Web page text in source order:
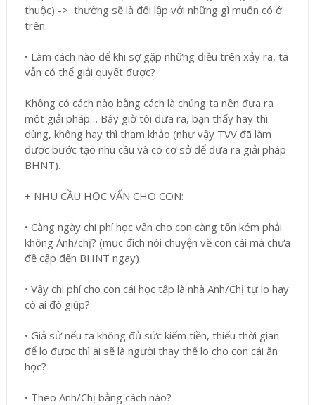
thuộc) -> thường sẽ là đối lập với những gì muốn có ở
trên.
• Làm cách nào để khi sợ gặp những điều trên xảy ra, ta
vẫn có thể giải quyết được?
Không có cách nào bằng cách là chúng ta nên đưa ra
một giải pháp… Bây giờ tôi đưa ra, bạn thấy hay thì
dùng, không hay thì tham khảo (như vậy TVV đã làm
được bước tạo nhu cầu và có cơ sở để đưa ra giải pháp
BHNT).
+ NHU CẦU HỌC VẤN CHO CON:
• Càng ngày chi phí học vấn cho con càng tốn kém phải
không Anh/chị? (mục đích nói chuyện về con cái mà chưa
đề cập đến BHNT ngay)
• Vậy chi phí cho con cái học tập là nhà Anh/Chị tự lo hay
có ai đó giúp?
• Giả sử nếu ta không đủ sức kiếm tiền, thiếu thời gian
để lo được thì ai sẽ là người thay thế lo cho con cái ăn
học?
• Theo Anh/Chị bằng cách nào?